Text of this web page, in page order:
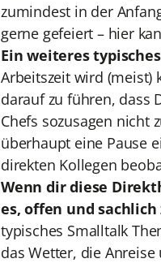
zumindest in der
gerne gefeiert – hier
Ein weiteres
Arbeitszeit wird (meist)
darauf zu führen, dass
Chefs sozusagen nicht
überhaupt eine Pause
direkten Kollegen
Wenn dir diese
es, offen und
typisches Smalltalk
das Wetter, die